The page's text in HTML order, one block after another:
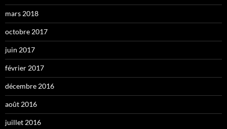
mars 2018
octobre 2017
juin 2017
février 2017
décembre 2016
août 2016
juillet 2016